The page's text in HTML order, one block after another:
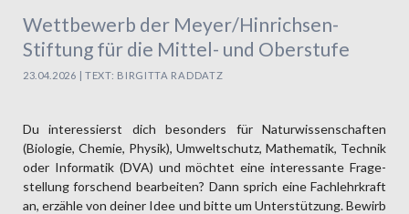
Wettbewerb der Meyer/Hinrichsen-
Stiftung für die Mittel- und Oberstufe
23.04.2026 | TEXT: BIRGITTA RADDATZ
Du interessierst dich besonders für Natur­wissen­schaften
(Biologie, Chemie, Physik), Umwelt­schutz, Mathematik, Technik
oder Informatik (DVA) und möchtet eine interessante Frage­
stellung forschend bearbeiten? Dann sprich eine Fach­lehr­kraft
an, erzähle von deiner Idee und bitte um Unter­stützung. Bewirb